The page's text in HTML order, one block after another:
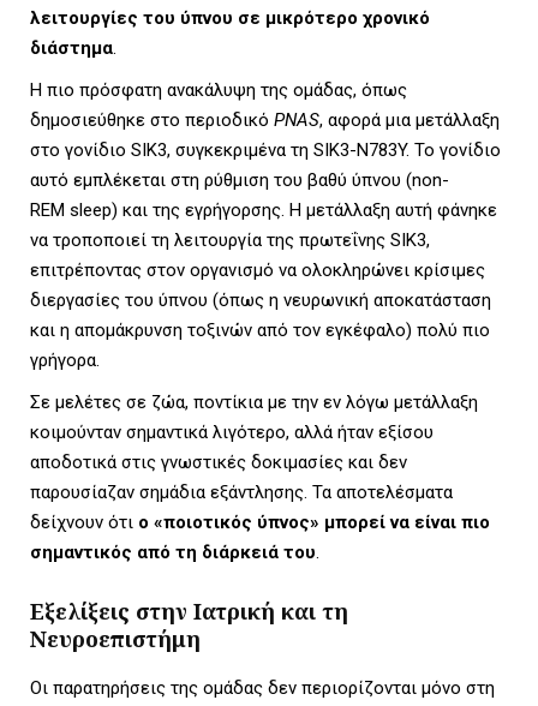
λειτουργίες του ύπνου σε μικρότερο χρονικό
διάστημα.
Η πιο πρόσφατη ανακάλυψη της ομάδας, όπως
δημοσιεύθηκε στο περιοδικό PNAS, αφορά μια μετάλλαξη
στο γονίδιο SIK3, συγκεκριμένα τη SIK3-N783Y. Το γονίδιο
αυτό εμπλέκεται στη ρύθμιση του βαθύ ύπνου (non-
REM sleep) και της εγρήγορσης. Η μετάλλαξη αυτή φάνηκε
να τροποποιεί τη λειτουργία της πρωτεΐνης SIK3,
επιτρέποντας στον οργανισμό να ολοκληρώνει κρίσιμες
διεργασίες του ύπνου (όπως η νευρωνική αποκατάσταση
και η απομάκρυνση τοξινών από τον εγκέφαλο) πολύ πιο
γρήγορα.
Σε μελέτες σε ζώα, ποντίκια με την εν λόγω μετάλλαξη
κοιμούνταν σημαντικά λιγότερο, αλλά ήταν εξίσου
αποδοτικά στις γνωστικές δοκιμασίες και δεν
παρουσίαζαν σημάδια εξάντλησης. Τα αποτελέσματα
δείχνουν ότι ο «ποιοτικός ύπνος» μπορεί να είναι πιο
σημαντικός από τη διάρκειά του.
Εξελίξεις στην Ιατρική και τη
Νευροεπιστήμη
Οι παρατηρήσεις της ομάδας δεν περιορίζονται μόνο στη